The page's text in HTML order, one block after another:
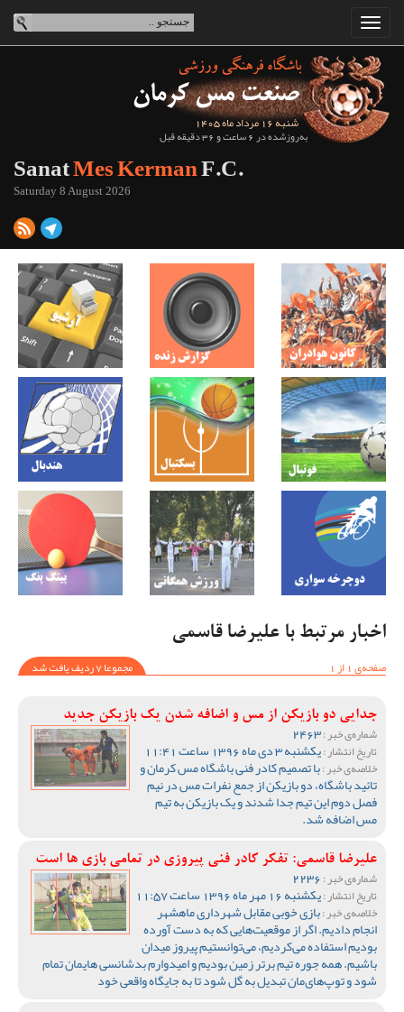
شنبه 16 مرداد ماه 1405
به‌روزشده در 6 ساعت و 36 دقیقه قبل
SanatMes KermanF.C.
Saturday 8 August 2026
اخبار مرتبط با علیرضا قاسمی
صفحه‌ی 1 از 1
مجموعا 7 ردیف یافت شد
جدایی دو بازیکن از مس و اضافه شدن یک بازیکن جدید
شماره‌ی خبر :
تاریخ انتشار :یکشنبه 3 دی ماه 1396 ساعت 11:41
خلاصه‌ی خبر :با تصمیم کادر فنی باشگاه مس کرمان و
تائید باشگاه، دو بازیکن از جمع نفرات مس در نیم
فصل دوم این تیم جدا شدند و یک بازیکن به تیم
مس اضافه شد.
علیرضا قاسمی: تفکر کادر فنی پیروزی در تمامی بازی ها است
شماره‌ی خبر :
تاریخ انتشار :یکشنبه 16 مهر ماه 1396 ساعت 11:57
خلاصه‌ی خبر :بازی خوبی مقابل شهرداری ماهشهر
انجام دادیم. اگر از موقعیت‌هایی که به دست آورده
بودیم استفاده می‌کردیم، می‌توانستیم پیروز میدان
باشیم. همه جوره تیم برتر زمین بودیم و امیدوارم بدشانسی هایمان تمام
شود و توپ‌های‌مان تبدیل به گل شود تا به جایگاه واقعی خود